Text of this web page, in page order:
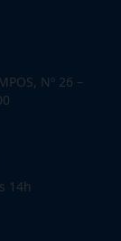
Nº 26 –
14h